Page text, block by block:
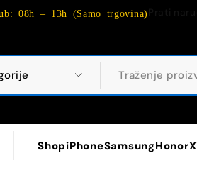
08h – 13h (Samo trgovina)
ShopiPhoneSamsungHonor